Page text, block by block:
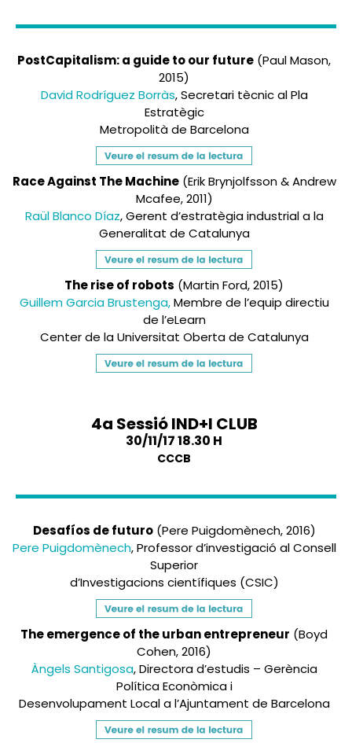
PostCapitalism: a guide to our future (Paul Mason,
2015)
David Rodríguez Borràs, Secretari tècnic al Pla
Estratègic
Metropolità de Barcelona
Race Against The Machine(Erik Brynjolfsson & Andrew
Mcafee, 2011)
Raül Blanco Díaz, Gerent d’estratègia industrial a la
Generalitat de Catalunya
The rise of robots (Martin Ford, 2015)
Guillem Garcia Brustenga,Membre de l’equip directiu
de l’eLearn
Center de la Universitat Oberta de Catalunya
4a Sessió IND+I CLUB
30/11/17 18.30 H
CCCB
Desafíos de futuro(Pere Puigdomènech, 2016)
Pere Puigdomènech, Professor d’investigació al Consell
Superior
d’Investigacions científiques (CSIC)
The emergence of the urban entrepreneur (Boyd
Cohen, 2016)
Àngels Santigosa, Directora d’estudis – Gerència
Política Econòmica i
Desenvolupament Local a l’Ajuntament de Barcelona